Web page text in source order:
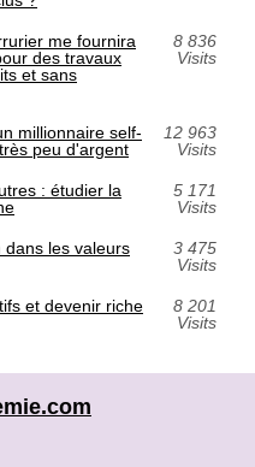
me fournira
des travaux
et sans
8 836
Visits
millionnaire self-
peu d'argent
12 963
Visits
: étudier la
5 171
Visits
dans les valeurs
3 475
Visits
et devenir riche
8 201
Visits